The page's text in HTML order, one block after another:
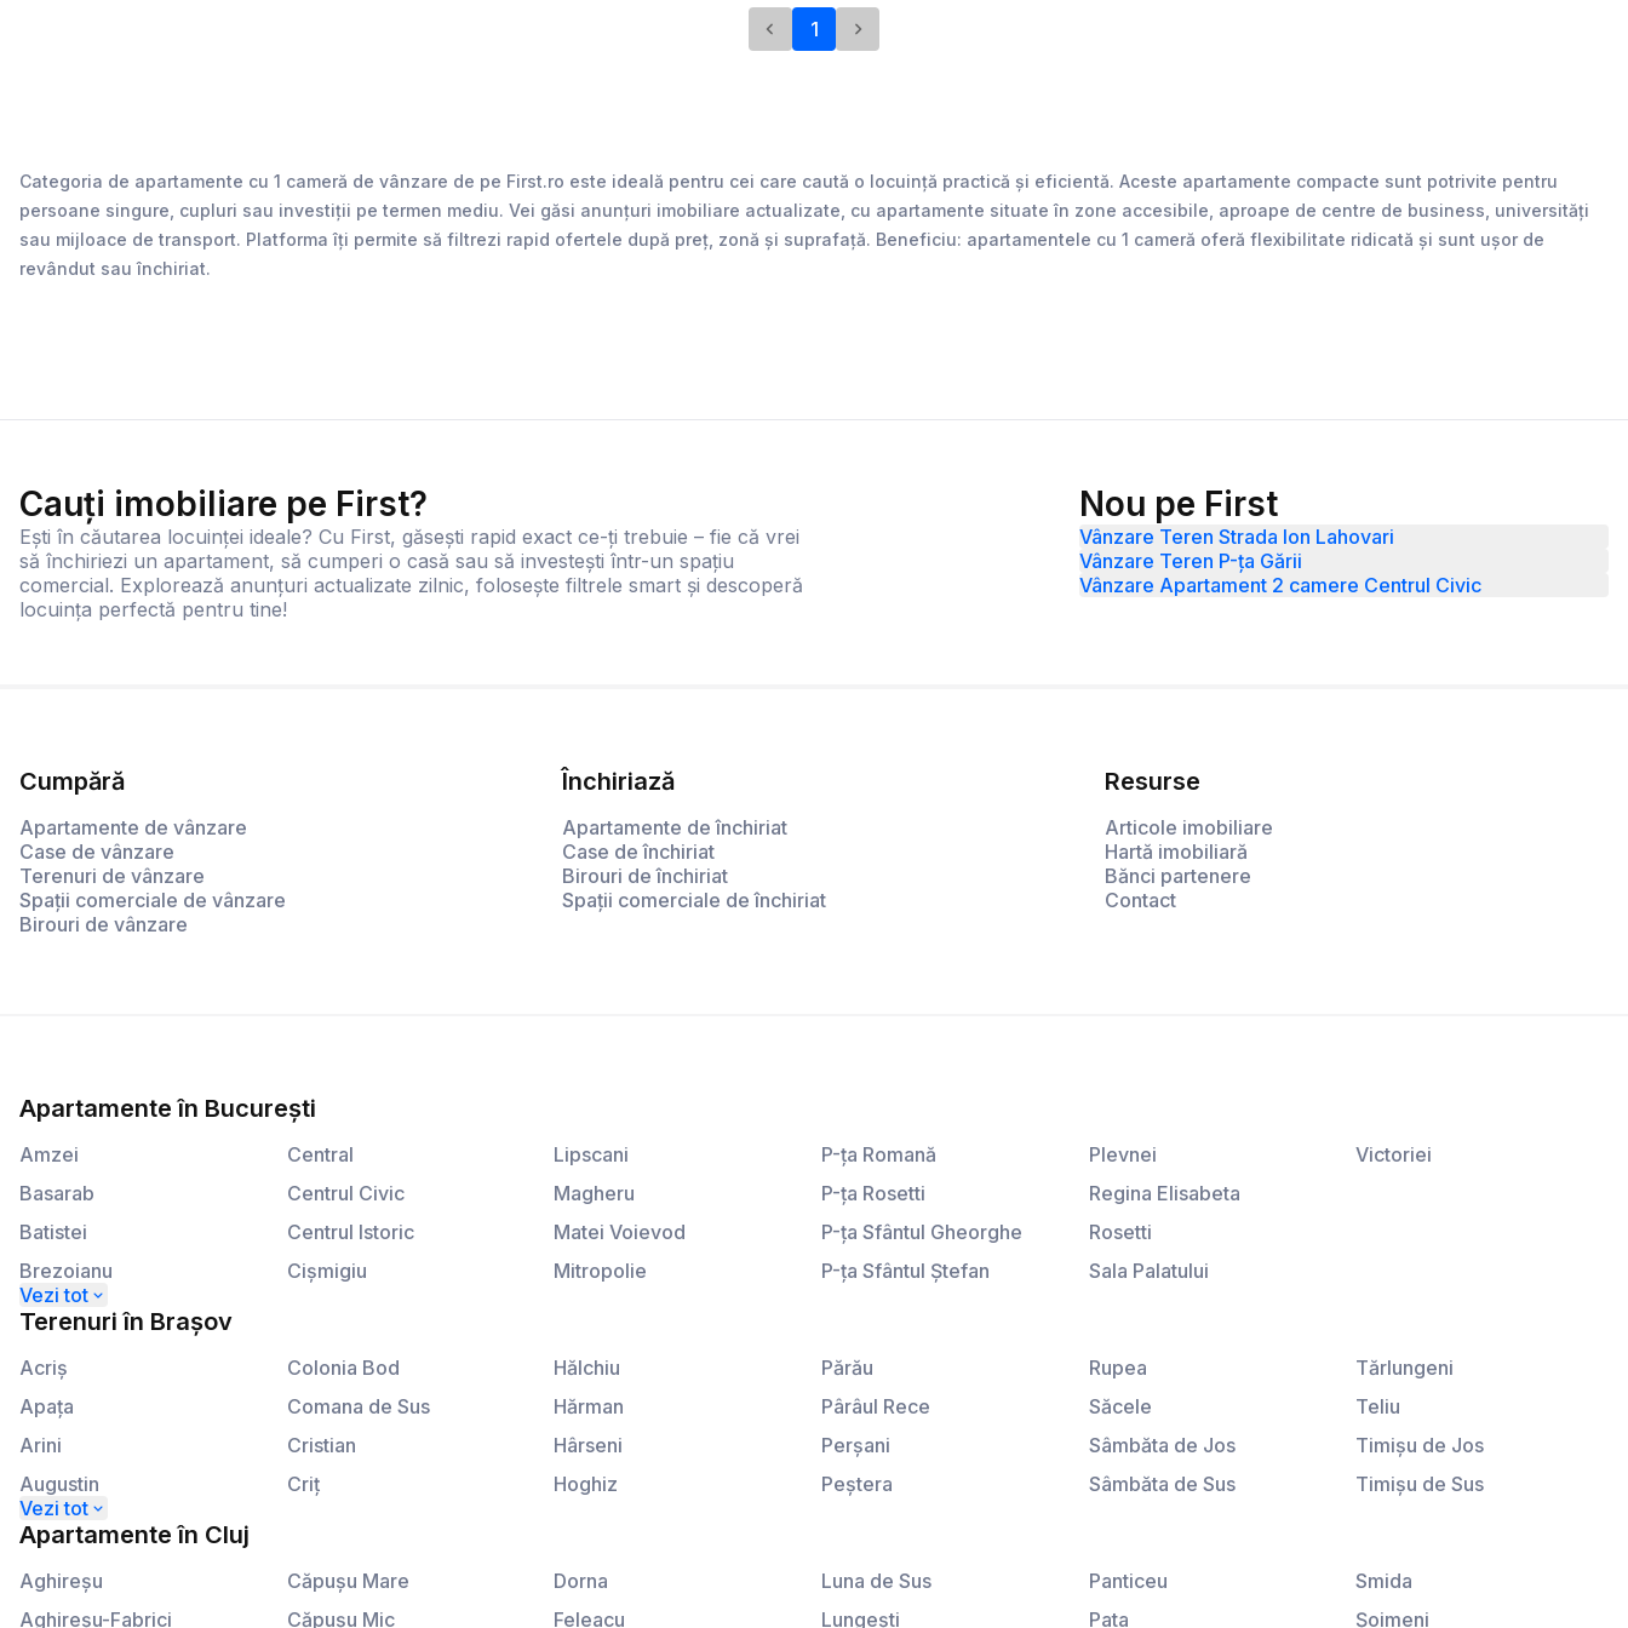
1
Categoria de apartamente cu 1 cameră de vânzare de pe First.ro este ideală pentru cei care caută o locuință practică și eficientă. Aceste apartamente compacte sunt potrivite pentru
persoane singure, cupluri sau investiții pe termen mediu. Vei găsi anunțuri imobiliare actualizate, cu apartamente situate în zone accesibile, aproape de centre de business, universități
sau mijloace de transport. Platforma îți permite să filtrezi rapid ofertele după preț, zonă și suprafață. Beneficiu: apartamentele cu 1 cameră oferă flexibilitate ridicată și sunt ușor de
revândut sau închiriat.
Cauți imobiliare pe First?
Ești în căutarea locuinței ideale? Cu First, găsești rapid exact ce-ți trebuie – fie că vrei
să închiriezi un apartament, să cumperi o casă sau să investești într-un spațiu
comercial. Explorează anunțuri actualizate zilnic, folosește filtrele smart și descoperă
locuința perfectă pentru tine!
Nou pe First
Vânzare Teren Strada Ion Lahovari
Vânzare Teren P-ța Gării
Vânzare Apartament 2 camere Centrul Civic
Cumpără
Apartamente de vânzare
Case de vânzare
Terenuri de vânzare
Spații comerciale de vânzare
Birouri de vânzare
Închiriază
Apartamente de închiriat
Case de închiriat
Birouri de închiriat
Spații comerciale de închiriat
Resurse
Articole imobiliare
Hartă imobiliară
Bănci partenere
Contact
Apartamente în București
Amzei
Basarab
Batistei
Brezoianu
Calea Plevnei
Central
Centrul Civic
Centrul Istoric
Cişmigiu
Lipscani
Magheru
Matei Voievod
Mitropolie
P-ţa Romană
P-ţa Rosetti
P-ţa Sfântul Gheorghe
P-ţa Sfântul Ştefan
Plevnei
Regina Elisabeta
Rosetti
Sala Palatului
Victoriei
Terenuri în Brașov
Acriş
Apaţa
Arini
Augustin
Beclean
Colonia Bod
Comana de Sus
Cristian
Criţ
Dejani
Hălchiu
Hărman
Hârseni
Hoghiz
Părău
Pârâul Rece
Perşani
Peştera
Rupea
Săcele
Sâmbăta de Jos
Sâmbăta de Sus
Tărlungeni
Teliu
Timişu de Jos
Timişu de Sus
Apartamente în Cluj
Aghireşu
Aghireşu-Fabrici
Căpuşu Mare
Căpuşu Mic
Dorna
Feleacu
Luna de Sus
Lungeşti
Panticeu
Pata
Smida
Şoimeni